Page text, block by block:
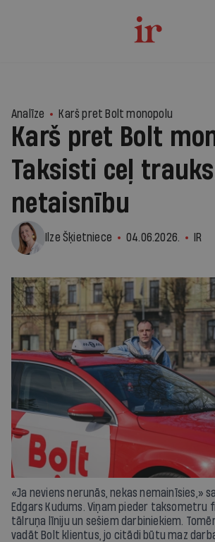
Analīze Karš pret Bolt monopolu
Karš pret Bolt
Taksisti ceļ
netaisnību
Ilze Šķietniece 04.06.2026. IR
«Ja neviens nerunās, nekas nemainīsies,»
Edgars Kudums. Viņam pieder taksometru
tālruņa līniju un sešiem darbiniekiem.
vadāt Bolt klientus, jo citādi būtu maz